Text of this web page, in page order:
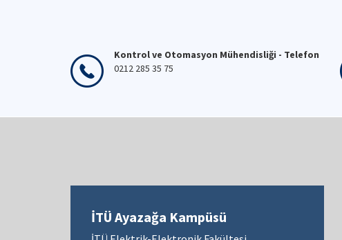
Kontrol ve Otomasyon Mühendisliği - Telefon
0212 285 35 75
İTÜ Ayazağa Kampüsü